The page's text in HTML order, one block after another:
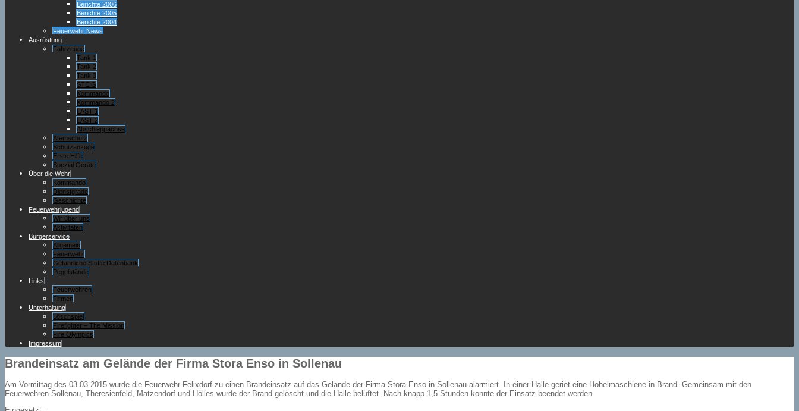
Berichte 2006
Berichte 2005
Berichte 2004
Feuerwehr News
Ausrüstung
Fahrzeuge
Tank 1
Tank 2
Tank 3
STEIG
Kommando
Kommando 2
LAST 1
LAST 2
Abschleppachse
Atemschutz
Schutzanzüge
Erste Hilfe
Spezial Geräte
Über die Wehr
Kommando
Dienstgrade
Geschichte
Feuerwehrjugend
Wir über uns
Aktivitäten
Bürgerservice
Allgemein
Feuerwehr
Gefährliche Stoffe Datenbank
Pegelstände
Links
Feuerwehren
Firmen
Unterhaltung
Löschspiel
Firefighter – The Mission
Fire Olympics
Impressum
Brandeinsatz am Gelände der Firma Stora Enso in Sollenau
Am Vormittag des 03.03.2015 wurde die Feuerwehr Felixdorf zu einen Brandeinsatz auf das Gelände der Firma Stora Enso in Sollenau alarmiert. In einer Halle geriet eine Hobelmaschiene in Brand. Gemeinsam mit den
Feuerwehren Sollenau, Theresienfeld, Matzendorf und Hölles wurde der Brand gelöscht und die Halle belüftet. Nach knapp 1,5 Stunden konnte der Einsatz beendet werden.